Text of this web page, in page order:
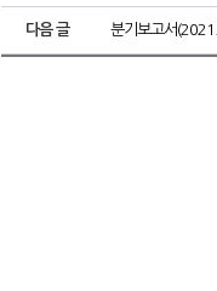
다음 글 분기보고서